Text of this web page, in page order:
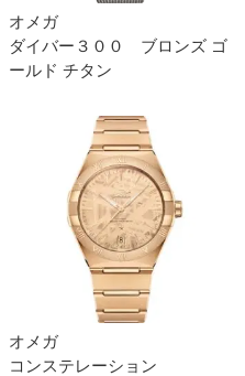
オメガ
ダイバー３００ ブロンズ ゴ
ールド チタン
オメガ
コンステレーション